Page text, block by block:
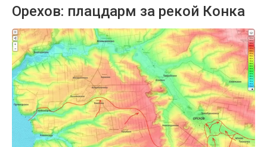
Орехов: плацдарм за рекой Конка